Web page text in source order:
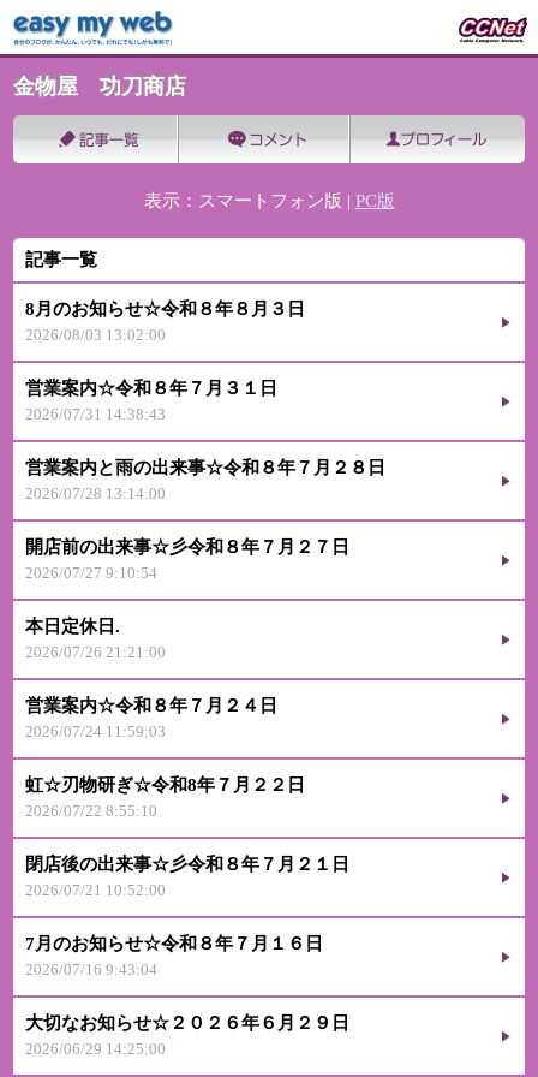
金物屋 功刀商店
表示：スマートフォン版 | PC版
記事一覧
8月のお知らせ☆令和８年８月３日
2026/08/03 13:02:00
営業案内☆令和８年７月３１日
2026/07/31 14:38:43
営業案内と雨の出来事☆令和８年７月２８日
2026/07/28 13:14:00
開店前の出来事☆彡令和８年７月２７日
2026/07/27 9:10:54
本日定休日.
2026/07/26 21:21:00
営業案内☆令和８年７月２４日
2026/07/24 11:59:03
虹☆刃物研ぎ☆令和8年７月２２日
2026/07/22 8:55:10
閉店後の出来事☆彡令和８年７月２１日
2026/07/21 10:52:00
7月のお知らせ☆令和８年７月１６日
2026/07/16 9:43:04
大切なお知らせ☆２０２６年６月２９日
2026/06/29 14:25:00